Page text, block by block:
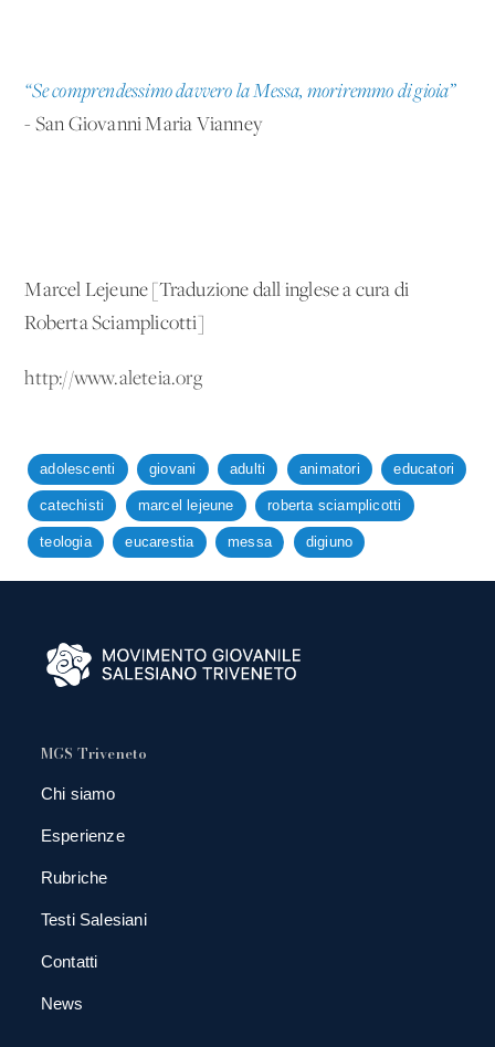
“Se comprendessimo davvero la Messa, moriremmo di gioia”
- San Giovanni Maria Vianney
Marcel Lejeune [Traduzione dall'inglese a cura di
Roberta Sciamplicotti]
http://www.aleteia.org
adolescenti giovani adulti animatori educatori
catechisti marcel lejeune roberta sciamplicotti
teologia eucarestia messa digiuno
MGS Triveneto
Chi siamo
Esperienze
Rubriche
Testi Salesiani
Contatti
News